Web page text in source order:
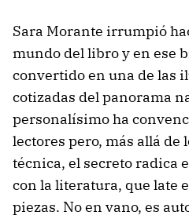
Sara Morante irrumpió
mundo del libro y en ese
convertido en una de las
cotizadas del panorama
personalísimo ha
lectores pero, más allá de
técnica, el secreto radica
con la literatura, que late
piezas. No en vano, es